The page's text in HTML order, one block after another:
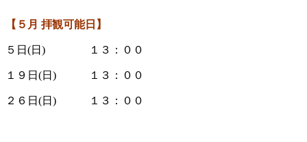
【５ 月 拝観可能日】
５日(日) １３：００
１９日(日) １３：００
２６日(日) １３：００